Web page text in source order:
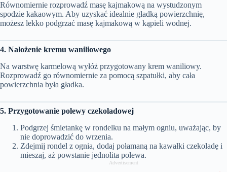
Równomiernie rozprowadź masę kajmakową na wystudzonym
spodzie kakaowym. Aby uzyskać idealnie gładką powierzchnię,
możesz lekko podgrzać masę kajmakową w kąpieli wodnej.
4. Nałożenie kremu waniliowego
Na warstwę karmelową wyłóż przygotowany krem waniliowy.
Rozprowadź go równomiernie za pomocą szpatułki, aby cała
powierzchnia była gładka.
5. Przygotowanie polewy czekoladowej
Podgrzej śmietankę w rondelku na małym ogniu, uważając, by
nie doprowadzić do wrzenia.
Zdejmij rondel z ognia, dodaj połamaną na kawałki czekoladę i
mieszaj, aż powstanie jednolita polewa.
Advertisement